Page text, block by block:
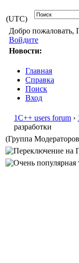
(UTC)
Добро пожаловать,
Войдите
Новости:
Главная
Справка
Поиск
Вход
1С++ users forum ›
разработки
(Группа